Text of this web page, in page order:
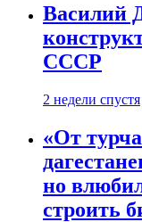
Василий
СССР
2 недели спустя
«От
но
строить